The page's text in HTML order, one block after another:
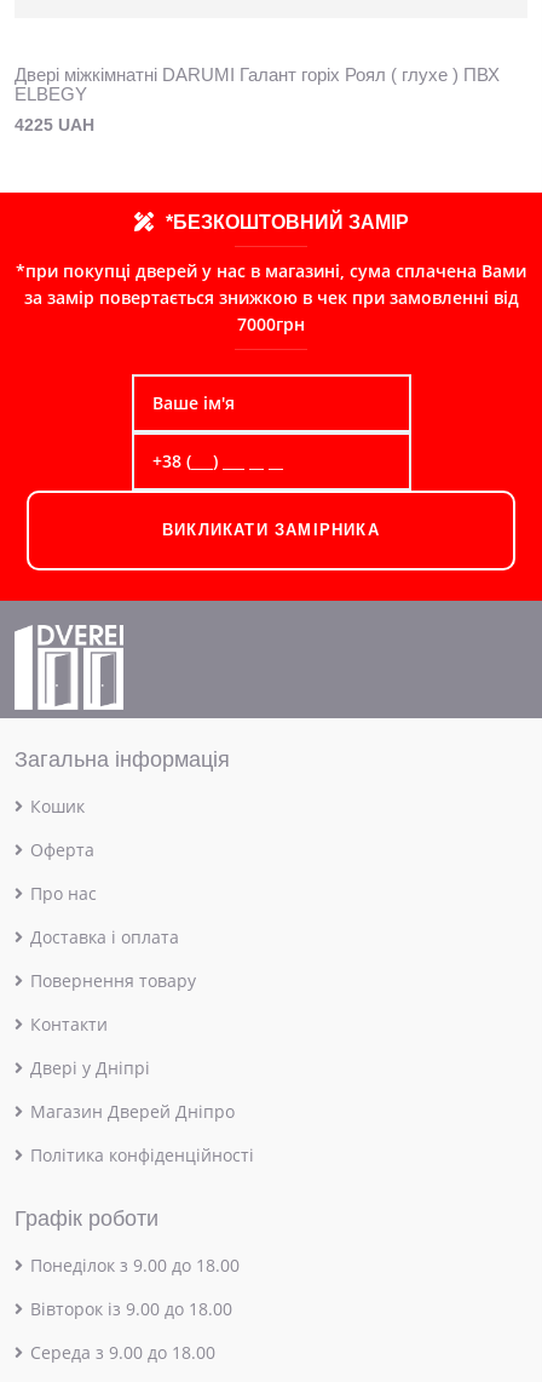
Двері міжкімнатні DARUMI Галант горіх Роял ( глухе ) ПВХ
ELBEGY
4225 UAH
*БЕЗКОШТОВНИЙ ЗАМІР
*при покупці дверей у нас в магазині, сума сплачена Вами
за замір повертається знижкою в чек при замовленні від
7000грн
ВИКЛИКАТИ ЗАМІРНИКА
Загальна інформація
Кошик
Оферта
Про нас
Доставка і оплата
Повернення товару
Контакти
Двері у Дніпрі
Магазин Дверей Дніпро
Політика конфіденційності
Графік роботи
Понеділок з 9.00 до 18.00
Вівторок із 9.00 до 18.00
Середа з 9.00 до 18.00